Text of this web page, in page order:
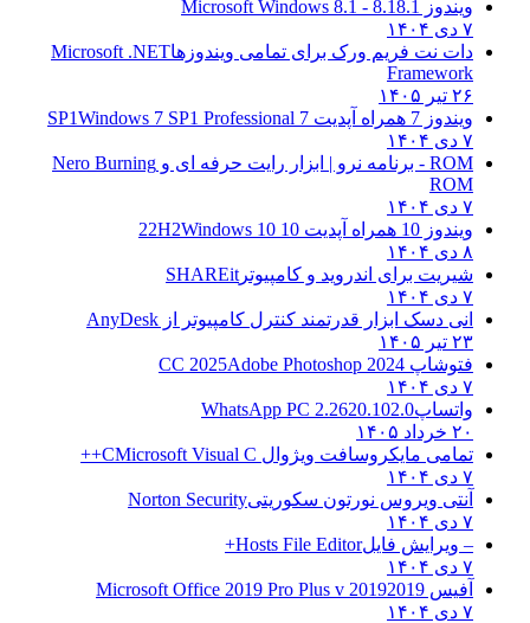
ویندوز 8.1
8.1 - Microsoft Windows 8.1
۷ دی ۱۴۰۴
دات نت فریم ورک برای تمامی ویندوزهاMicrosoft .NET
Framework
۲۶ تیر ۱۴۰۵
ویندوز 7 همراه آپدیت 7 SP1
Windows 7 SP1 Professional
۷ دی ۱۴۰۴
ROM - برنامه نرو | ابزار رایت حرفه ای و
Nero Burning
ROM
۷ دی ۱۴۰۴
ویندوز 10 همراه آپدیت 10 22H2
Windows 10
۸ دی ۱۴۰۴
شیریت برای اندروید و کامپیوتر SHAREit
۷ دی ۱۴۰۴
انی دسک ابزار قدرتمند کنترل کامپیوتر از AnyDesk
۲۳ تیر ۱۴۰۵
فتوشاپ CC 2025 Adobe Photoshop 2024
۷ دی ۱۴۰۴
واتساپWhatsApp PC 2.2620.102.0
۲۰ خرداد ۱۴۰۵
تمامی مایکروسافت ویژوال C Microsoft Visual C++
۷ دی ۱۴۰۴
آنتی ویروس نورتون سکوریتی Norton Security
۷ دی ۱۴۰۴
– ویرایش فایل Hosts File Editor+
۷ دی ۱۴۰۴
آفیس 2019 2019 Microsoft Office 2019 Pro Plus v
۷ دی ۱۴۰۴